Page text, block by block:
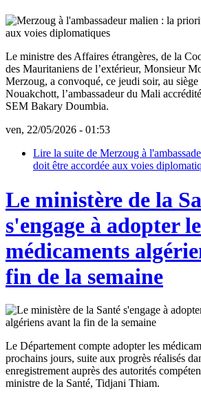
Le ministre des Affaires étrangères, de la
des Mauritaniens de l’extérieur, Monsieur
Merzoug, a convoqué, ce jeudi soir, au
Nouakchott, l’ambassadeur du Mali
SEM Bakary Doumbia.
ven, 22/05/2026 - 01:53
Lire la suite de Merzoug à
doit être accordée aux voies
Le ministère de la
s'engage à adopter
médicaments
fin de la semaine
Le Département compte adopter les
prochains jours, suite aux progrès réalisés
enregistrement auprès des autorités
ministre de la Santé, Tidjani Thiam.